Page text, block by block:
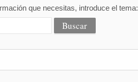
que necesitas, introduce el tema: